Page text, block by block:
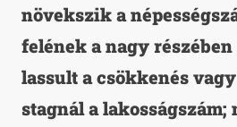
növekszik a
felének a nagy
lassult a csökkenés
stagnál a lakosságszám;